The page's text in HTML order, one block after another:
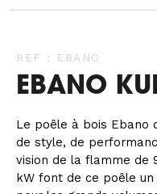
REF : EBANO
EBANO
Le poêle à bois Ebano
de style, de
vision de la flamme de
kW font de ce poêle